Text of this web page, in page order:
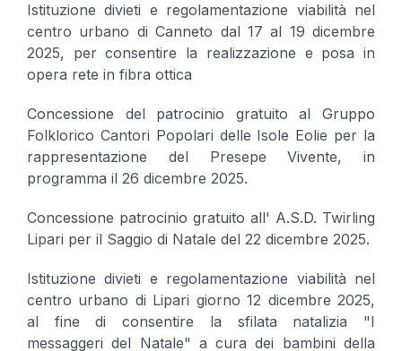
Istituzione divieti e regolamentazione viabilità nel
centro urbano di Canneto dal 17 al 19 dicembre
2025, per consentire la realizzazione e posa in
opera rete in fibra ottica
Concessione del patrocinio gratuito al Gruppo
Folklorico Cantori Popolari delle Isole Eolie per la
rappresentazione del Presepe Vivente, in
programma il 26 dicembre 2025.
Concessione patrocinio gratuito all' A.S.D. Twirling
Lipari per il Saggio di Natale del 22 dicembre 2025.
Istituzione divieti e regolamentazione viabilità nel
centro urbano di Lipari giorno 12 dicembre 2025,
al fine di consentire la sfilata natalizia "I
messaggeri del Natale" a cura dei bambini della